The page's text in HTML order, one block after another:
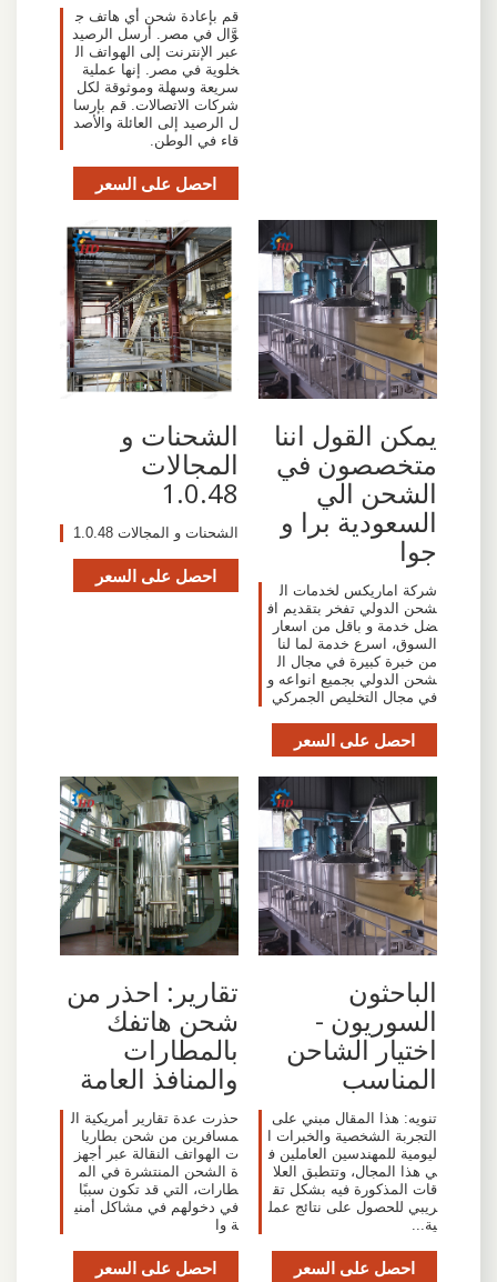
قم بإعادة شحن أي هاتف ج
وَّال في مصر. أرسل الرصيد
عبر الإنترنت إلى الهواتف ال
خلوية في مصر. إنها عملية
سريعة وسهلة وموثوقة لكل
شركات الاتصالات. قم بإرسا
ل الرصيد إلى العائلة والأصد
قاء في الوطن.
احصل على السعر
يمكن القول اننا
متخصصون في
الشحن الي
السعودية برا و
جوا
شركة اماريكس لخدمات ال
شحن الدولي تفخر بتقديم اف
ضل خدمة و باقل من اسعار
السوق، اسرع خدمة لما لنا
من خبرة كبيرة في مجال ال
شحن الدولي بجميع انواعه و
في مجال التخليص الجمركي
احصل على السعر
‫الشحنات و
1.0.48
‫الشحنات و المجالات‬ 1.0.48
احصل على السعر
الباحثون
السوريون -
اختيار الشاحن
المناسب
تنويه: هذا المقال مبني على
التجربة الشخصية والخبرات ا
ليومية للمهندسين العاملين ف
ي هذا المجال، وتتطبق العلا
قات المذكورة فيه بشكل تق
ريبي للحصول على نتائج عمل
ية...
احصل على السعر
تقارير: احذر من
شحن هاتفك
بالمطارات
والمنافذ العامة
حذرت عدة تقارير أمريكية ال
مسافرين من شحن بطاريا
ت الهواتف النقالة عبر أجهز
ة الشحن المنتشرة في الم
طارات، التي قد تكون سببًا
في دخولهم في مشاكل أمني
ة وا
احصل على السعر